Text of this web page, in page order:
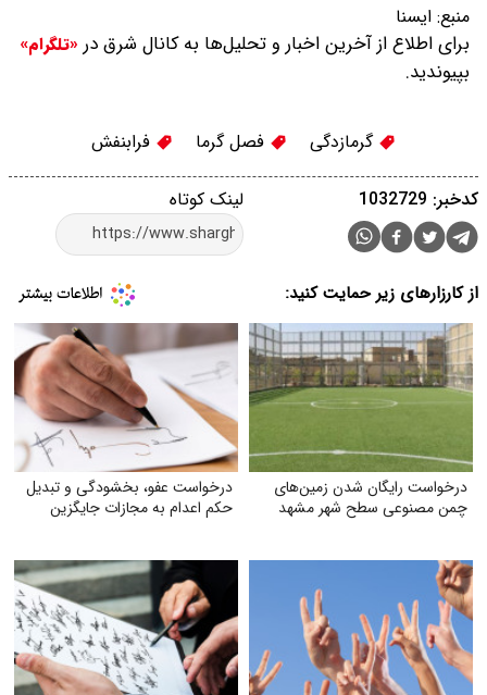
منبع: ایسنا
برای اطلاع از آخرین اخبار و تحلیل‌ها به کانال شرق در «تلگرام»
بپیوندید.
گرمازدگی فصل گرما فرابنفش
لینک کوتاه کدخبر: 1032729
از کارزارهای زیر حمایت کنید:
درخواست رایگان شدن زمین‌های
چمن مصنوعی سطح شهر مشهد
درخواست عفو، بخشودگی و تبدیل
حکم اعدام به مجازات جایگزین